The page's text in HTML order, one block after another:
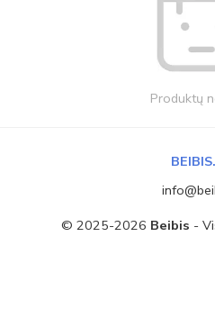
Produktų
© 2025-2026 Beibis -